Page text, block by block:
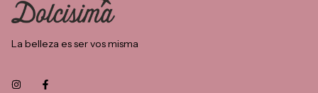
La belleza es ser vos misma